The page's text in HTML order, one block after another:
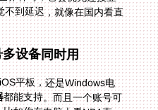
设备同时用
平板，还是Windows电
都能支持。而且一个账号可
以同时在多个设备上使用——比如你在电脑上看NBA直
播，家人用手机看咪咕视频的世界杯，都不会互相影响。
这对于海外家庭来说特别实用，不用再为谁用加速器而争